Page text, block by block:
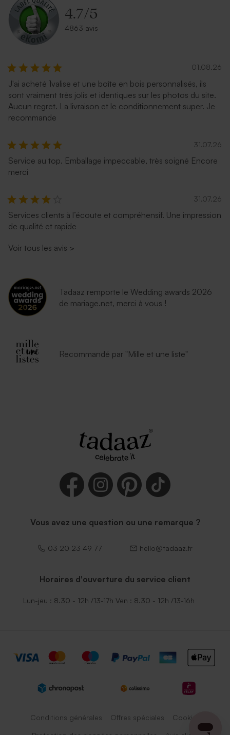
4.7/5
4863 avis
01.08.26
J'ai acheté 1valise et une boîte en bois personnalisés, ils
sont vraiment très jolis et identiques sur les photos du site.
Aucun regret. La livraison et le conditionnement super. Je
recommande
31.07.26
Service au top. Emballage impeccable, très soigné Encore
merci
31.07.26
Services clients à l’écoute et compréhensif. Une impression
de qualité et rapide
Voir tous les avis >
Tadaaz remporte le Wedding awards 2026
de mariage.net, merci à vous !
Recommandé par "Mille et une liste"
Vous avez une question ou une remarque ?
03 20 23 49 77 hello@tadaaz.fr
Horaires d'ouverture du service client
Lun-jeu : 8.30 - 12h /13-17h Ven : 8.30 - 12h /13-16h
Conditions générales Offres spéciales Cookies